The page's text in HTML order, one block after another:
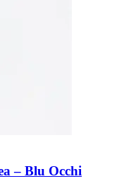
– Blu Occhi